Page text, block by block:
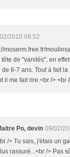
2010 08:52
moserm.free.fr/
tête de "vanités", en
de 6-7 ans. Tout à fait
il me fait rire.<br /> <br
Po, devin 09/02/
/> Tu sais, j'étais un
rassuré...<br /> Pas